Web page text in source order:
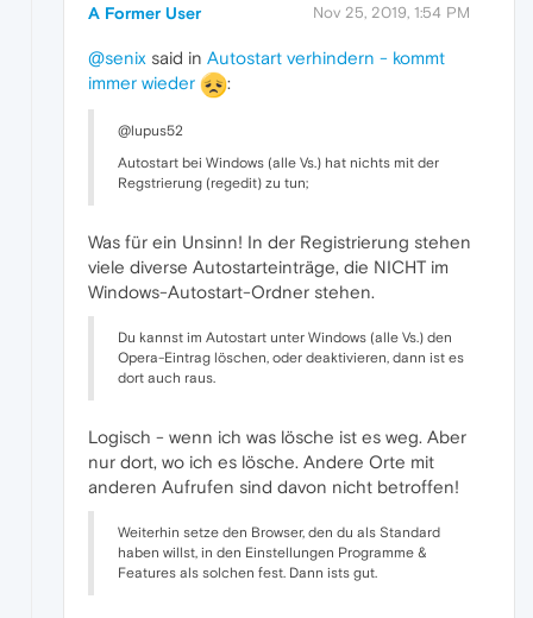
A Former User Nov 25, 2019, 1:54 PM
@senix said in Autostart verhindern - kommt
immer wieder
:
@lupus52
Autostart bei Windows (alle Vs.) hat nichts mit der
Regstrierung (regedit) zu tun;
Was für ein Unsinn! In der Registrierung stehen
viele diverse Autostarteinträge, die NICHT im
Windows-Autostart-Ordner stehen.
Du kannst im Autostart unter Windows (alle Vs.) den
Opera-Eintrag löschen, oder deaktivieren, dann ist es
dort auch raus.
Logisch - wenn ich was lösche ist es weg. Aber
nur dort, wo ich es lösche. Andere Orte mit
anderen Aufrufen sind davon nicht betroffen!
Weiterhin setze den Browser, den du als Standard
haben willst, in den Einstellungen Programme &
Features als solchen fest. Dann ists gut.